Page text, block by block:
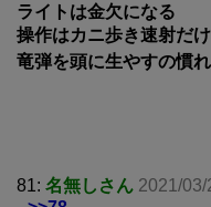
ライトは金欠になる
操作はカニ歩き速射だ
竜弾を頭に生やすの慣
81: 名無しさん 2021/